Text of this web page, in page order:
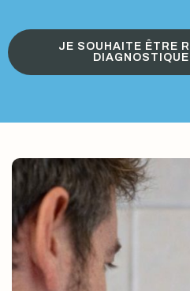
JE SOUHAITE ÊTRE